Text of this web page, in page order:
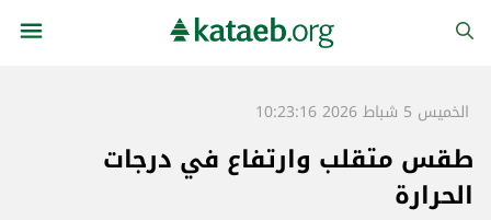
الخميس 5 شباط 2026 10:23:16
طقس متقلب وارتفاع في درجات
الحرارة